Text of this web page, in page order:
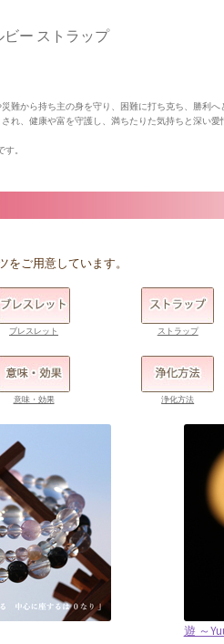
ー ストラップ
難から持ち主の身を守り、困難に打ち克ち、勝利へ
れ、健康や富を守護し、満ちたりた気持ちと深い愛
。
をご用意しています。
ブレスレット ストラップ
意味・効果 浄化方法
遊 ～